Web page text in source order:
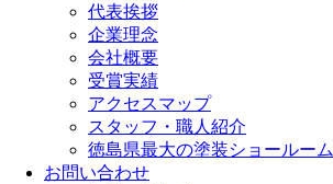
代表挨拶
企業理念
会社概要
受賞実績
アクセスマップ
スタッフ・職人紹介
徳島県最大の塗装ショールーム
お問い合わせ